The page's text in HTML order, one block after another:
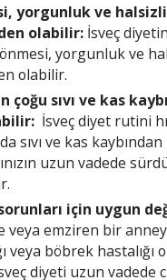
yorgunluk ve
olabilir: İsveç
yorgunluk ve
olabilir.
çoğu sıvı ve kas
İsveç diyet rutini
sıvı ve kas
uzun vadede
sorunları için uygun
veya emziren bir
veya böbrek hastalığı
diyeti uzun vadede